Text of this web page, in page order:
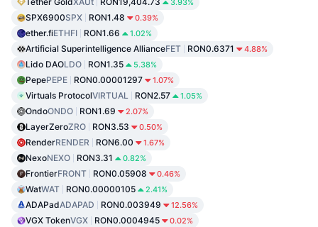
3.93%
SPX6900SPX RON1.48 0.39%
ether.fiETHFI RON1.66 1.02%
Artificial Superintelligence AllianceFET RON0.6371 4.88%
Lido DAOLDO RON1.35 5.38%
PepePEPE RON0.00001297 1.07%
Virtuals ProtocolVIRTUAL RON2.57 1.05%
OndoONDO RON1.69 2.07%
LayerZeroZRO RON3.53 0.50%
RenderRENDER RON6.00 1.67%
NexoNEXO RON3.31 0.82%
FrontierFRONT RON0.05908 0.46%
WatWAT RON0.00000105 2.41%
ADAPadADAPAD RON0.003949 12.56%
VGX TokenVGX RON0.0004945 0.02%